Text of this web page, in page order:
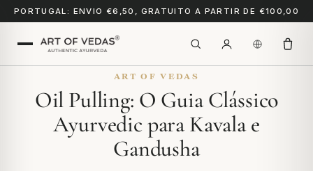
PORTUGAL: ENVIO €6,50, GRATUITO A PARTIR DE €100,00
ART OF VEDAS
Oil Pulling: O Guia Clássico
Ayurvedic para Kavala e
Gandusha